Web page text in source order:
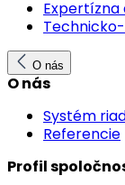
Expertízna
O nás
O nás
Systém
Referencie
Profil